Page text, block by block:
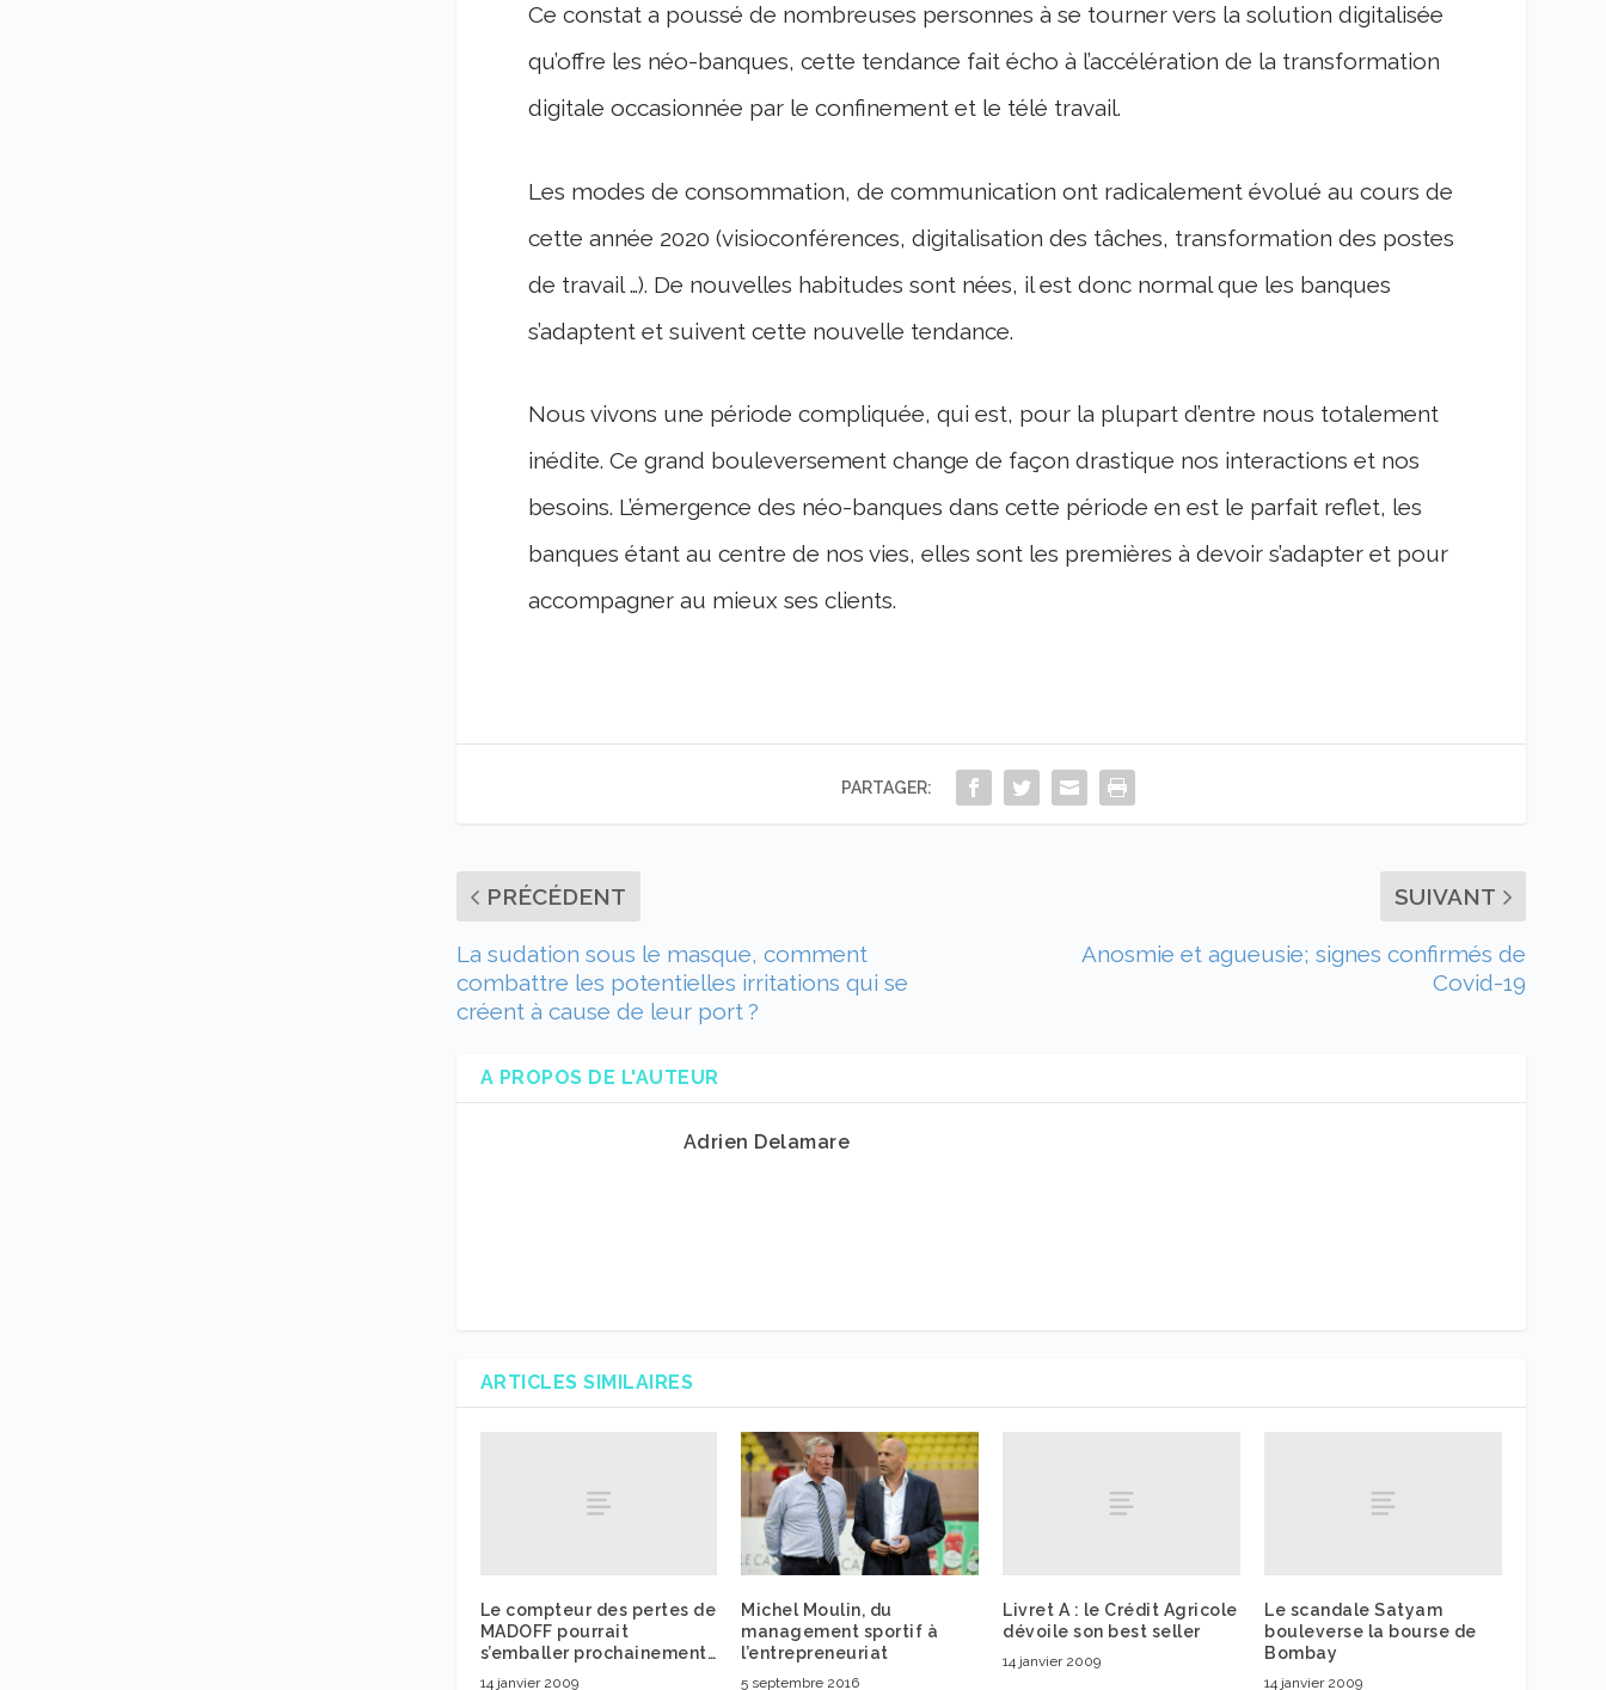
Ce constat a poussé de nombreuses personnes à se tourner vers la solution digitalisée
qu’offre les néo-banques, cette tendance fait écho à l’accélération de la transformation
digitale occasionnée par le confinement et le télé travail.
Les modes de consommation, de communication ont radicalement évolué au cours de
cette année 2020 (visioconférences, digitalisation des tâches, transformation des postes
de travail …). De nouvelles habitudes sont nées, il est donc normal que les banques
s’adaptent et suivent cette nouvelle tendance.
Nous vivons une période compliquée, qui est, pour la plupart d’entre nous totalement
inédite. Ce grand bouleversement change de façon drastique nos interactions et nos
besoins. L’émergence des néo-banques dans cette période en est le parfait reflet, les
banques étant au centre de nos vies, elles sont les premières à devoir s’adapter et pour
accompagner au mieux ses clients.
PARTAGER:
PRÉCÉDENT
La sudation sous le masque, comment
combattre les potentielles irritations qui se
créent à cause de leur port ?
SUIVANT
Anosmie et agueusie; signes confirmés de
Covid-19
A PROPOS DE L'AUTEUR
Adrien Delamare
ARTICLES SIMILAIRES
Le compteur des pertes de
MADOFF pourrait
s’emballer prochainement…
14 janvier 2009
Michel Moulin, du
management sportif à
l’entrepreneuriat
5 septembre 2016
Livret A : le Crédit Agricole
dévoile son best seller
14 janvier 2009
Le scandale Satyam
bouleverse la bourse de
Bombay
14 janvier 2009